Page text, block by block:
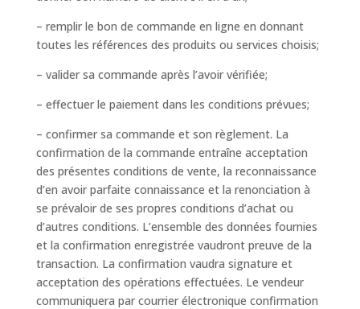
– remplir le bon de commande en ligne en donnant
toutes les références des produits ou services choisis;
– valider sa commande après l’avoir vérifiée;
– effectuer le paiement dans les conditions prévues;
– confirmer sa commande et son règlement. La
confirmation de la commande entraîne acceptation
des présentes conditions de vente, la reconnaissance
d’en avoir parfaite connaissance et la renonciation à
se prévaloir de ses propres conditions d’achat ou
d’autres conditions. L’ensemble des données fournies
et la confirmation enregistrée vaudront preuve de la
transaction. La confirmation vaudra signature et
acceptation des opérations effectuées. Le vendeur
communiquera par courrier électronique confirmation